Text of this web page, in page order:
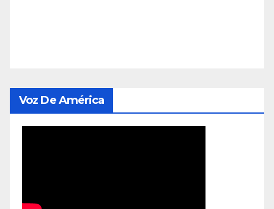
Voz De América